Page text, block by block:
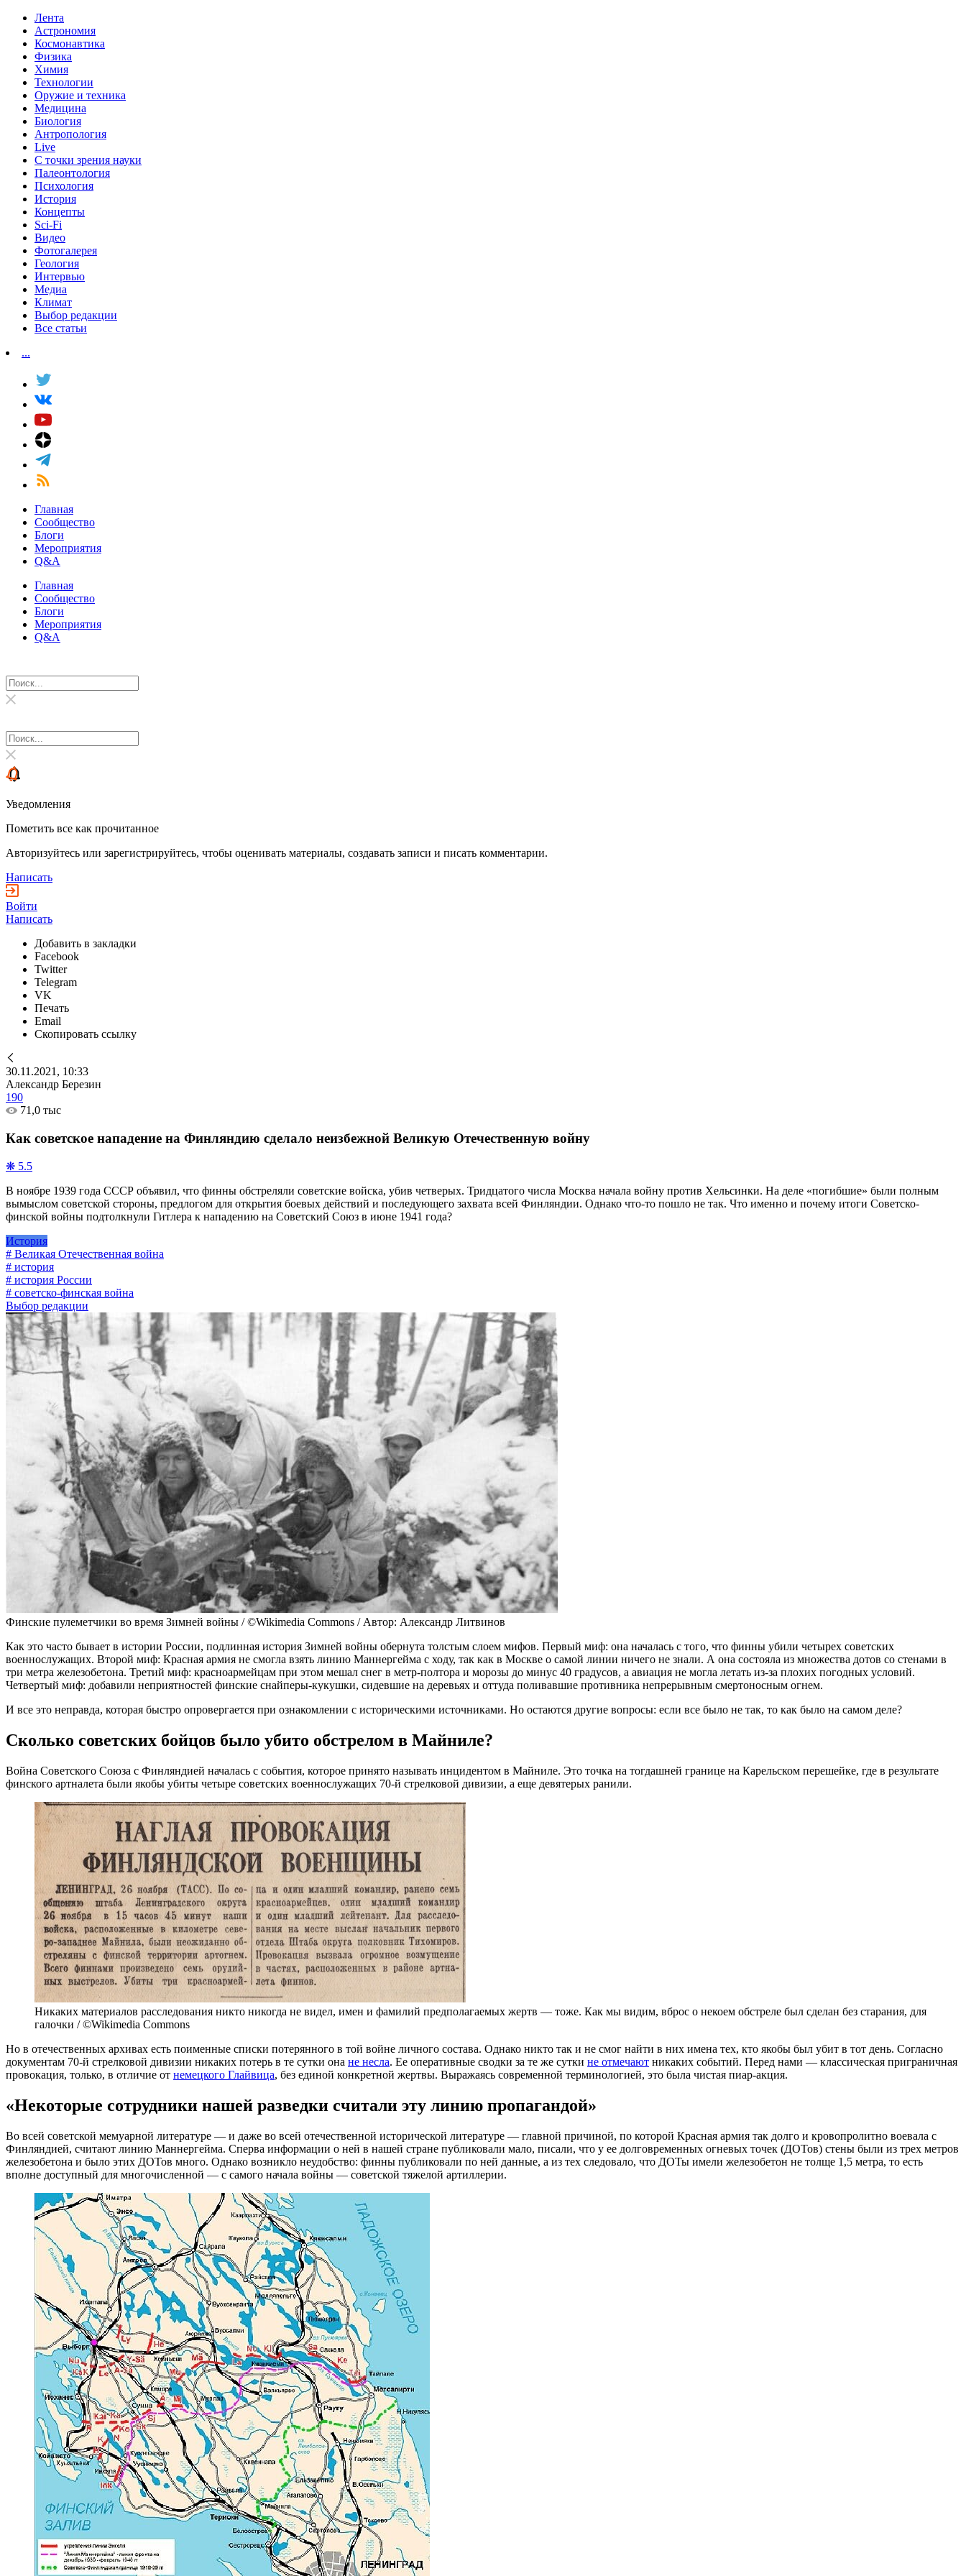
Лента
Астрономия
Космонавтика
Физика
Химия
Технологии
Оружие и техника
Медицина
Биология
Антропология
Live
С точки зрения науки
Палеонтология
Психология
История
Концепты
Sci-Fi
Видео
Фотогалерея
Геология
Интервью
Медиа
Климат
Выбор редакции
Все статьи
...
Главная
Сообщество
Блоги
Мероприятия
Q&A
Главная
Сообщество
Блоги
Мероприятия
Q&A
Уведомления
Пометить все как прочитанное
Авторизуйтесь или зарегистрируйтесь, чтобы оценивать материалы, создавать записи и писать комментарии.
Написать
Войти
Написать
Добавить в закладки
Facebook
Twitter
Telegram
VK
Печать
Email
Скопировать ссылку
30.11.2021, 10:33
Александр Березин
190
71,0 тыс
Как советское нападение на Финляндию сделало неизбежной Великую Отечественную войну
❋ 5.5
В ноябре 1939 года СССР объявил, что финны обстреляли советские войска, убив четверых. Тридцатого числа Москва начала войну против Хельсинки. На деле «погибшие» были полным
вымыслом советской стороны, предлогом для открытия боевых действий и последующего захвата всей Финляндии. Однако что-то пошло не так. Что именно и почему итоги Советско-
финской войны подтолкнули Гитлера к нападению на Советский Союз в июне 1941 года?
История
# Великая Отечественная война
# история
# история России
# советско-финская война
Выбор редакции
Финские пулеметчики во время Зимней войны / ©Wikimedia Commons / Автор: Александр Литвинов
Как это часто бывает в истории России, подлинная история Зимней войны обернута толстым слоем мифов. Первый миф: она началась с того, что финны убили четырех советских
военнослужащих. Второй миф: Красная армия не смогла взять линию Маннергейма с ходу, так как в Москве о самой линии ничего не знали. А она состояла из множества дотов со стенами в
три метра железобетона. Третий миф: красноармейцам при этом мешал снег в метр-полтора и морозы до минус 40 градусов, а авиация не могла летать из-за плохих погодных условий.
Четвертый миф: добавили неприятностей финские снайперы-кукушки, сидевшие на деревьях и оттуда поливавшие противника непрерывным смертоносным огнем.
И все это неправда, которая быстро опровергается при ознакомлении с историческими источниками. Но остаются другие вопросы: если все было не так, то как было на самом деле?
Сколько советских бойцов было убито обстрелом в Майниле?
Война Советского Союза с Финляндией началась с события, которое принято называть инцидентом в Майниле. Это точка на тогдашней границе на Карельском перешейке, где в результате
финского артналета были якобы убиты четыре советских военнослужащих 70-й стрелковой дивизии, а еще девятерых ранили.
Никаких материалов расследования никто никогда не видел, имен и фамилий предполагаемых жертв — тоже. Как мы видим, вброс о некоем обстреле был сделан без старания, для
галочки / ©Wikimedia Commons
Но в отечественных архивах есть поименные списки потерянного в той войне личного состава. Однако никто так и не смог найти в них имена тех, кто якобы был убит в тот день. Согласно
документам 70-й стрелковой дивизии никаких потерь в те сутки она не несла. Ее оперативные сводки за те же сутки не отмечают никаких событий. Перед нами — классическая приграничная
провокация, только, в отличие от немецкого Глайвица, без единой конкретной жертвы. Выражаясь современной терминологией, это была чистая пиар-акция.
«Некоторые сотрудники нашей разведки считали эту линию пропагандой»
Во всей советской мемуарной литературе — и даже во всей отечественной исторической литературе — главной причиной, по которой Красная армия так долго и кровопролитно воевала с
Финляндией, считают линию Маннергейма. Сперва информации о ней в нашей стране публиковали мало, писали, что у ее долговременных огневых точек (ДОТов) стены были из трех метров
железобетона и было этих ДОТов много. Однако возникло неудобство: финны публиковали по ней данные, а из тех следовало, что ДОТы имели железобетон не толще 1,5 метра, то есть
вполне доступный для многочисленной — с самого начала войны — советской тяжелой артиллерии.